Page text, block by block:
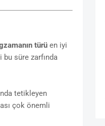
türüen iyi
süre zarfında
tetikleyen
çok önemli